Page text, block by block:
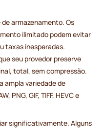
armazenamento. Os
ilimitado podem evitar
taxas inesperadas.
seu provedor preserve
total, sem compressão.
ampla variedade de
PNG, GIF, TIFF, HEVC e
significativamente. Alguns